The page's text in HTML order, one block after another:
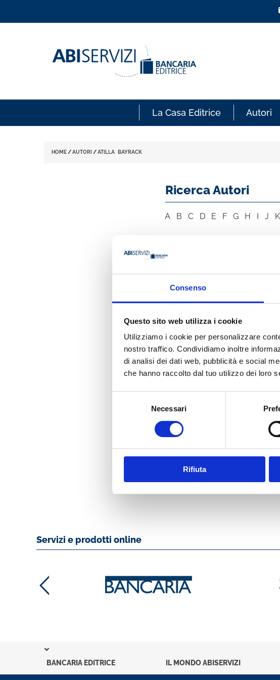
Consenso
Questo sito web utilizza i cookie
Utilizziamo i cookie per personalizzare
nostro traffico. Condividiamo inoltre
di analisi dei dati web, pubblicità e social
che hanno raccolto dal tuo utilizzo dei loro
Necessari
Rifiuta
La Casa Editrice Autori
HOME /AUTORI /ATILLA BAYRACK
Ricerca Autori
A B C D E F G H I J K
Atilla Bayrack
Ha pubblicato con
MOSTRA
Servizi e prodotti online
BANCARIA EDITRICE IL MONDO ABISERVIZI